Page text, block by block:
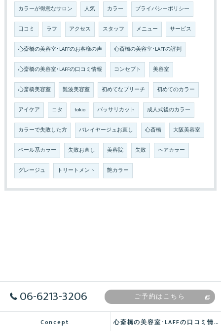
カラーが得意なサロン 人気 カラー プライバシーポリシー
口コミ ラフ アクセス スタッフ メニュー サービス
心斎橋の美容室･LAFFのお客様の声 心斎橋の美容室･LAFFの評判
心斎橋の美容室･LAFFの口コミ情報 コンセプト 美容室
心斎橋美容室 難波美容室 初めてなブリーチ 初めてのカラー
アイケア コタ tokio バッサリカット 成人式後のカラー
カラーで失敗した方 バレイヤージュお直し 心斎橋 大阪美容室
ペール系カラー 失敗お直し 美容院 失敗 ヘアカラー
グレージュ トリートメント 艶カラー
06-6213-3206 ご予約はこちら
Concept 心斎橋の美容室･LAFFの口コミ情報